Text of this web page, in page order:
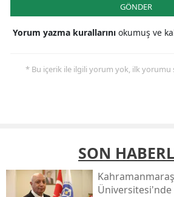
GÖNDER
Yorum yazma kurallarını okumuş ve
* Bu içerik ile ilgili yorum yok, ilk yorumu
SON